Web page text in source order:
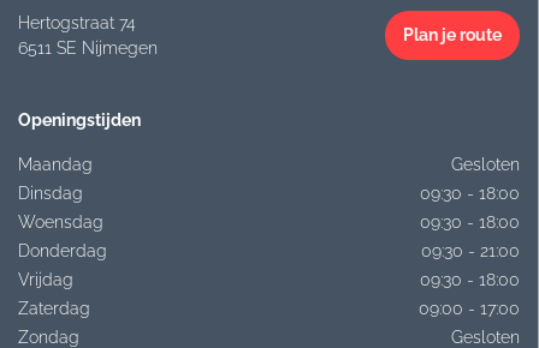
Hertogstraat 74
6511 SE Nijmegen
Plan je route
Openingstijden
Maandag
Gesloten
Dinsdag
09:30 - 18:00
Woensdag
09:30 - 18:00
Donderdag
09:30 - 21:00
Vrijdag
09:30 - 18:00
Zaterdag
09:00 - 17:00
Zondag
Gesloten